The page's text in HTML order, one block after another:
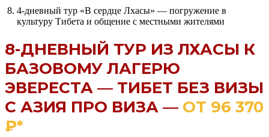
4-дневный тур «В сердце Лхасы» — погружение в
культуру Тибета и общение с местными жителями
8-ДНЕВНЫЙ ТУР ИЗ ЛХАСЫ К
БАЗОВОМУ ЛАГЕРЮ
ЭВЕРЕСТА — ТИБЕТ БЕЗ ВИЗЫ
С АЗИЯ ПРО ВИЗА — ОТ 96 370
₽*